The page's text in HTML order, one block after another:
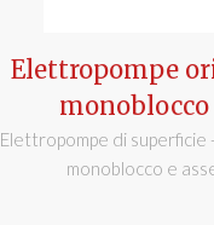
Elettropompe
monoblocco
Elettropompe di superficie
monoblocco e